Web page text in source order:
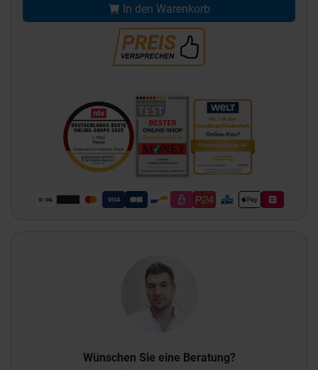
In den Warenkorb
Wünschen Sie eine Beratung?